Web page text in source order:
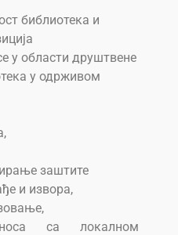
библиотека и
у области друштвене
у одрживом
заштите
и извора,
са локалном